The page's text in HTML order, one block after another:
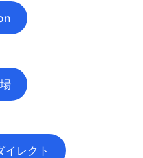
イレクト